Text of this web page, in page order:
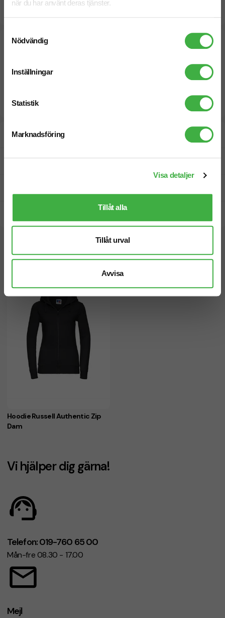
när du har använt deras tjänster.
Nödvändig
Inställningar
Statistik
Marknadsföring
Visa detaljer
Tillåt alla
Tillåt urval
Avvisa
Beräknad leveranstid:
Designskiss inom 1 h
Fri offert
Relaterade produkter
Hoodie Russell Authentic Zip
Dam
Vi hjälper dig gärna!
Telefon: 019-760 65 00
Mån-fre 08.30 - 17.00
Mejl